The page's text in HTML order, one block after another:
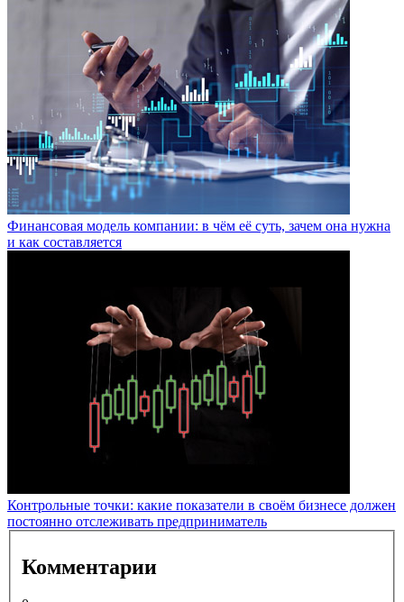
Финансовая модель компании: в чём её суть, зачем она нужна
и как составляется
Контрольные точки: какие показатели в своём бизнесе должен
постоянно отслеживать предприниматель
Комментарии